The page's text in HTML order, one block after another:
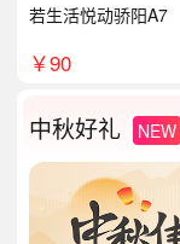
若生活悦动骄阳A7
￥90
中秋好礼 NEW